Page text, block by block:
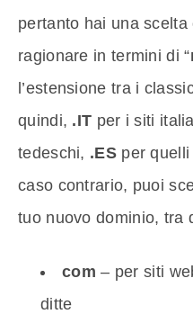
pertanto hai una
ragionare in termini di “
l’estensione tra i
quindi, .IT per i siti
tedeschi, .ESper quelli
caso contrario, puoi
tuo nuovo dominio, tra
com – per siti
ditte